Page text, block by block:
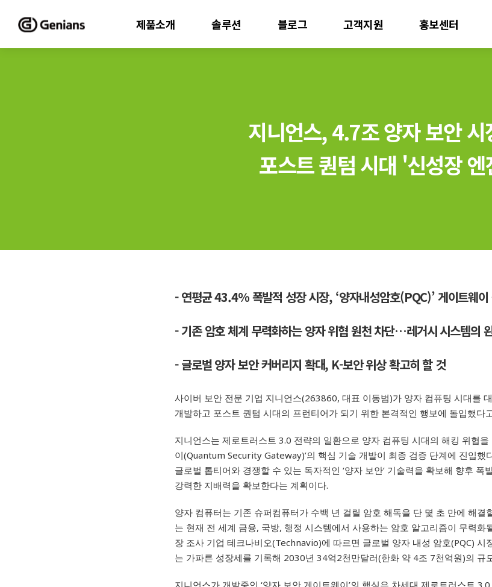
제품소개 솔루션 블로그 고객지원 홍보센터
지니언스, 4.7조 양자 보안
포스트 퀀텀 시대 '신성장
- 연평균 43.4% 폭발적 성장 시장, ‘양자내성암호(PQC)’ 게이트웨
- 기존 암호 체계 무력화하는 양자 위협 원천 차단…레거시 시스템의
- 글로벌 양자 보안 커버리지 확대, K-보안 위상 확고히 할 것
사이버 보안 전문 기업 지니언스(263860, 대표 이동범)가 양자 컴퓨팅 시대를
개발하고 포스트 퀀텀 시대의 프런티어가 되기 위한 본격적인 행보에 돌입했다
지니언스는 제로트러스트 3.0 전략의 일환으로 양자 컴퓨팅 시대의 해킹 위협을
이(Quantum Security Gateway)’의 핵심 기술 개발이 최종 검증 단계에 진입했
글로벌 톱티어와 경쟁할 수 있는 독자적인 ‘양자 보안’ 기술력을 확보해 향후 폭
강력한 지배력을 확보한다는 계획이다.
양자 컴퓨터는 기존 슈퍼컴퓨터가 수백 년 걸릴 암호 해독을 단 몇 초 만에 해결
는 현재 전 세계 금융, 국방, 행정 시스템에서 사용하는 암호 알고리즘이 무력화
장 조사 기업 테크나비오(Technavio)에 따르면 글로벌 양자 내성 암호(PQC)
는 가파른 성장세를 기록해 2030년 34억2천만달러(한화 약 4조 7천억원)의 규
지니언스가 개발중인 ‘양자 보안 게이트웨이’의 핵심은 차세대 제로트러스트 3.0